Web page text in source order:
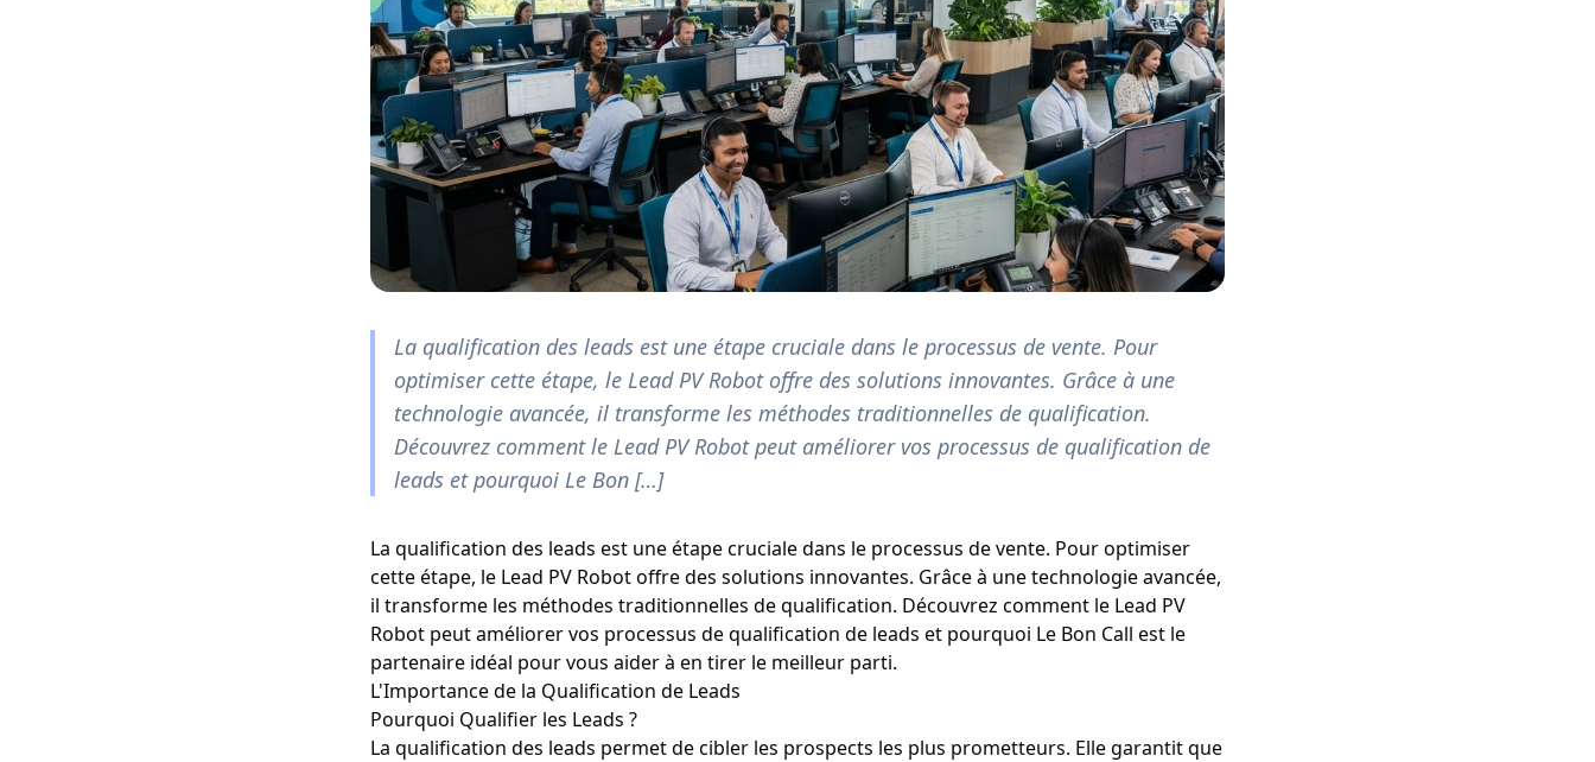
La qualification des leads est une étape cruciale dans le processus de vente. Pour
optimiser cette étape, le Lead PV Robot offre des solutions innovantes. Grâce à une
technologie avancée, il transforme les méthodes traditionnelles de qualification.
Découvrez comment le Lead PV Robot peut améliorer vos processus de qualification de
leads et pourquoi Le Bon […]
La qualification des leads est une étape cruciale dans le processus de vente. Pour optimiser
cette étape, le Lead PV Robot offre des solutions innovantes. Grâce à une technologie avancée,
il transforme les méthodes traditionnelles de qualification. Découvrez comment le Lead PV
Robot peut améliorer vos processus de qualification de leads et pourquoi Le Bon Call est le
partenaire idéal pour vous aider à en tirer le meilleur parti.
L'Importance de la Qualification de Leads
Pourquoi Qualifier les Leads ?
La qualification des leads permet de cibler les prospects les plus prometteurs. Elle garantit que